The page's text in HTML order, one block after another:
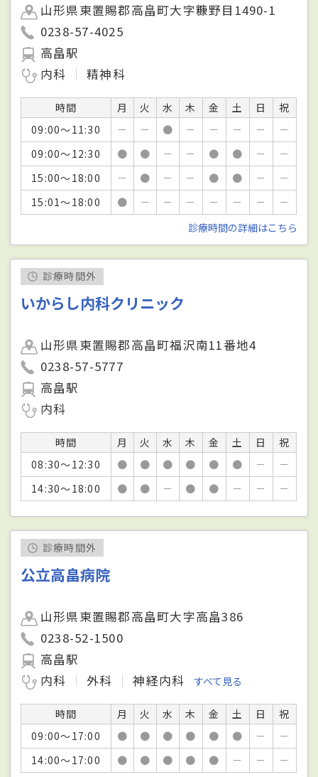
山形県東置賜郡高畠町大字糠野目1490-1
0238-57-4025
高畠駅
内科
精神科
時間 月 火 水 木 金 土 日
祝
09:00～11:30
－ － ● － － － －
－
09:00～12:30
● ● － － ● ● －
－
15:00～18:00
－ ● － － ● ● －
－
15:01～18:00
● － － － － － －
－
診療時間の詳細はこちら
診療時間外
いからし内科クリニック
山形県東置賜郡高畠町福沢南11番地4
0238-57-5777
高畠駅
内科
時間 月 火 水 木 金 土 日
祝
08:30～12:30
● ● ● ● ● ● －
－
14:30～18:00
● ● － ● ● － － －
診療時間外
公立高畠病院
山形県東置賜郡高畠町大字高畠386
0238-52-1500
高畠駅
内科
外科 神経内科 すべて見る
時間 月 火 水 木 金 土 日
祝
09:00～17:00
● ● ● ● ● ● －
－
14:00～17:00
● ● ● ● ● － －
－